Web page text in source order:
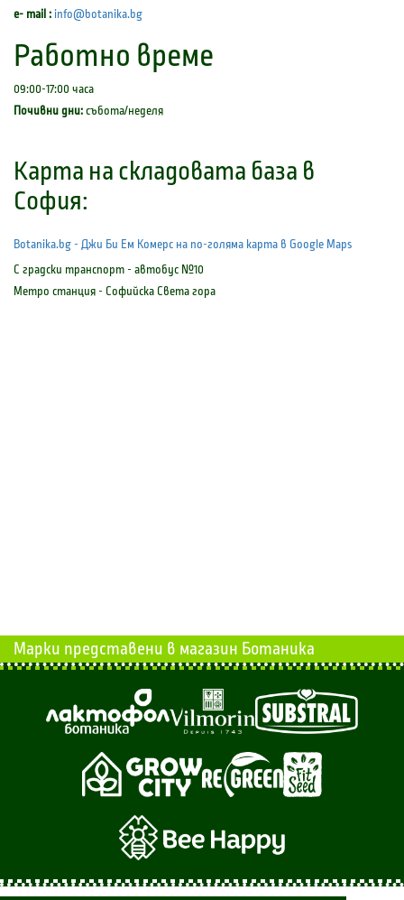
e- mail : info@botanika.bg
Работно време
09:00-17:00 часа
Почивни дни: събота/неделя
Карта на складовата база в
София:
Botanika.bg - Джи Би Ем Комерс на по-голяма карта в Google Maps
С градски транспорт - автобус №10
Метро станция - Софийска Света гора
Марки представени в магазин Ботаника